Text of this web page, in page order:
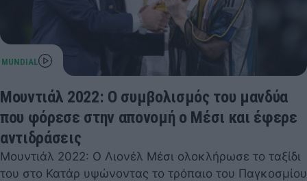
Μουντιάλ 2022: Ο συμβολισμός του μανδύα
που φόρεσε στην απονομή ο Μέσι και έφερε
αντιδράσεις
Μουντιάλ 2022: Ο Λιονέλ Μέσι ολοκλήρωσε το ταξίδι
του στο Κατάρ υψώνοντας το τρόπαιο του Παγκοσμίου